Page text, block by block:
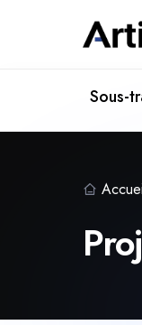
Sous-